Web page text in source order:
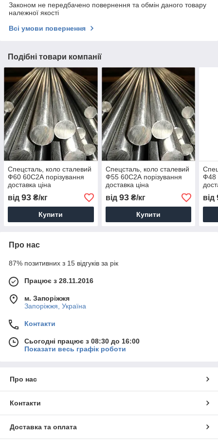
Законом не передбачено повернення та обмін даного товару
належної якості
Всі умови повернення
Подібні товари компанії
Спецсталь, коло сталевий
Ф60 60С2А порізування
доставка ціна
від 93 ₴/кг
Купити
Спецсталь, коло сталевий
Ф55 60С2А порізування
доставка ціна
від 93₴/кг
Купити
Ф48
від
Про нас
87% позитивних з 15 відгуків за рік
Працює з 28.11.2016
м. Запоріжжя
Запоріжжя, Україна
Контакти
Сьогодні працює з 08:30 до 16:00
Показати весь графік роботи
Про нас
Контакти
Доставка та оплата